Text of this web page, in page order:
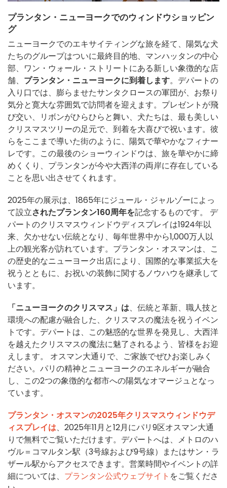
プランタン・ニューヨークでのウィンドウショッピン
グ
ニューヨークでのエキサイティングな旅を経て、陽気な犬
たちのグループはついに最終目的地、マンハッタンの中心
部、ワン・ウォール・ストリートにある新しい象徴的な店
舗、 プランタン・ニューヨークに到着します。デパートの
入り口では、膨らませたサンタクロースの軍団が、お祭り
気分と寛大な雰囲気で訪問者を迎えます。プレゼントが飛
び交い、リボンがひらひらと舞い、犬たちは、最も美しい
クリスマスツリーの足元で、到着を大喜びで祝います。彼
らをここまで導いた街のように、陽気で華やかなフィナー
レです。この最後のショーウィンドウは、旅を華やかに締
めくくり、プランタンが今や大西洋の両岸に存在している
ことを思い出させてくれます。
2025年の展示は、1865年にジュール・ジャルゾーによっ
て設立されたプランタン160周年を記念するものです。 デ
パートのクリスマスウィンドウディスプレイは1924年以
来、欠かせない伝統となり、毎年世界中から1,000万人以
上の観光客が訪れています。プランタン・オスマンは、こ
の歴史的なニューヨーク出店により、国際的な事業拡大を
祝うとともに、お祝いの装飾に関するノウハウを継承して
います。
「ニューヨークのクリスマス」は、伝統と革新、職人技と
環境への配慮が融合した、クリスマスの魔法を祝うイベン
トです。デパートは、この魅惑的な世界を発見し、大西洋
を越えたクリスマスの魔法に魅了されるよう、皆様をお迎
えします。 オスマン大通りで、ご家族でぜひお楽しみく
ださい。パリの精神とニューヨークのエネルギーが融合
し、この2つの象徴的な都市への陽気なオマージュとなっ
ています。
プランタン・オスマンの2025年クリスマスウィンドウデ
ィスプレイは、2025年11月と12月にパリ9区オスマン大通
りで無料でご覧いただけます。デパートへは、メトロのハ
ヴル＝コマルタン駅（3号線および9号線）またはサン・ラ
ザール駅からアクセスできます。営業時間やイベントの詳
細については、 プランタン公式ウェブサイト をご覧くださ